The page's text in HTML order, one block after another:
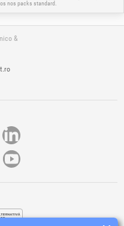
nos packs standard.
&